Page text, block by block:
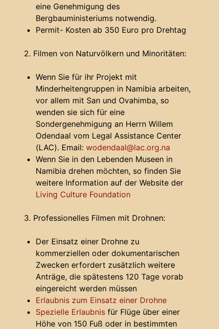
eine Genehmigung des
Bergbauministeriums notwendig.
Permit- Kosten ab 350 Euro pro Drehtag
2. Filmen von Naturvölkern und Minoritäten:
Wenn Sie für ihr Projekt mit
Minderheitengruppen in Namibia arbeiten,
vor allem mit San und Ovahimba, so
wenden sie sich für eine
Sondergenehmigung an Herrn Willem
Odendaal vom Legal Assistance Center
(LAC). Email: wodendaal@lac.org.na
Wenn Sie in den Lebenden Museen in
Namibia drehen möchten, so finden Sie
weitere Information auf der Website der
Living Culture Foundation
3. Professionelles Filmen mit Drohnen:
Der Einsatz einer Drohne zu
kommerziellen oder dokumentarischen
Zwecken erfordert zusätzlich weitere
Anträge, die spätestens 120 Tage vorab
eingereicht werden müssen
Erlaubnis zum Einsatz einer Drohne
Spezielle Erlaubnis für Flüge über einer
Höhe von 150 Fuß oder in bestimmten